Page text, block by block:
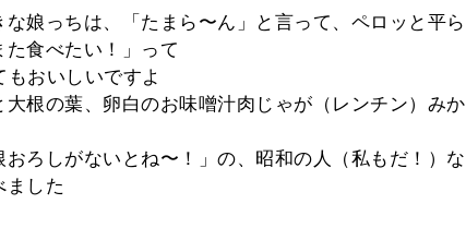
娘っちは、「たまら〜ん」と言って、ペロッと平ら
食べたい！」って
おいしいですよ
根の葉、卵白のお味噌汁肉じゃが（レンチン）みか
ろしがないとね〜！」の、昭和の人（私もだ！）な
ました